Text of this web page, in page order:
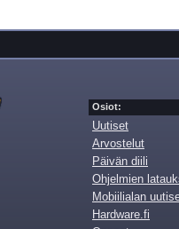
Osiot:
Uutiset
Arvostelut
Päivän diili
Ohjelmien
Mobiilialan
Hardware.fi